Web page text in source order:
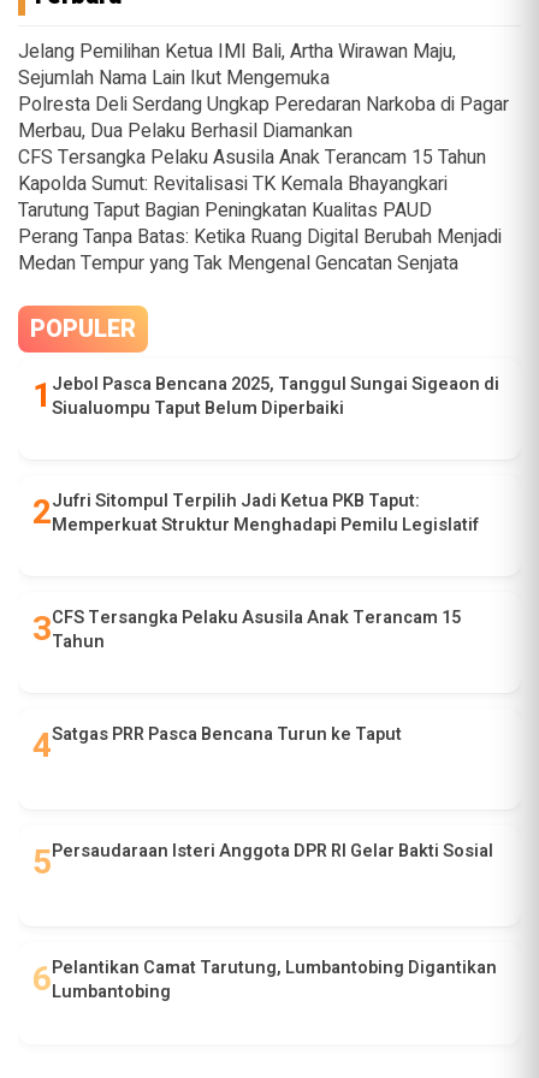
Jelang Pemilihan Ketua IMI Bali, Artha Wirawan Maju,
Sejumlah Nama Lain Ikut Mengemuka
Polresta Deli Serdang Ungkap Peredaran Narkoba di Pagar
Merbau, Dua Pelaku Berhasil Diamankan
CFS Tersangka Pelaku Asusila Anak Terancam 15 Tahun
Kapolda Sumut: Revitalisasi TK Kemala Bhayangkari
Tarutung Taput Bagian Peningkatan Kualitas PAUD
Perang Tanpa Batas: Ketika Ruang Digital Berubah Menjadi
Medan Tempur yang Tak Mengenal Gencatan Senjata
POPULER
Jebol Pasca Bencana 2025, Tanggul Sungai Sigeaon di
Siualuompu Taput Belum Diperbaiki
Jufri Sitompul Terpilih Jadi Ketua PKB Taput:
Memperkuat Struktur Menghadapi Pemilu Legislatif
CFS Tersangka Pelaku Asusila Anak Terancam 15
Tahun
Satgas PRR Pasca Bencana Turun ke Taput
Persaudaraan Isteri Anggota DPR RI Gelar Bakti Sosial
Pelantikan Camat Tarutung, Lumbantobing Digantikan
Lumbantobing